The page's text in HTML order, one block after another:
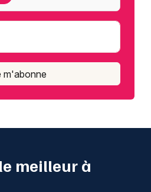
m'abonne
meilleur à